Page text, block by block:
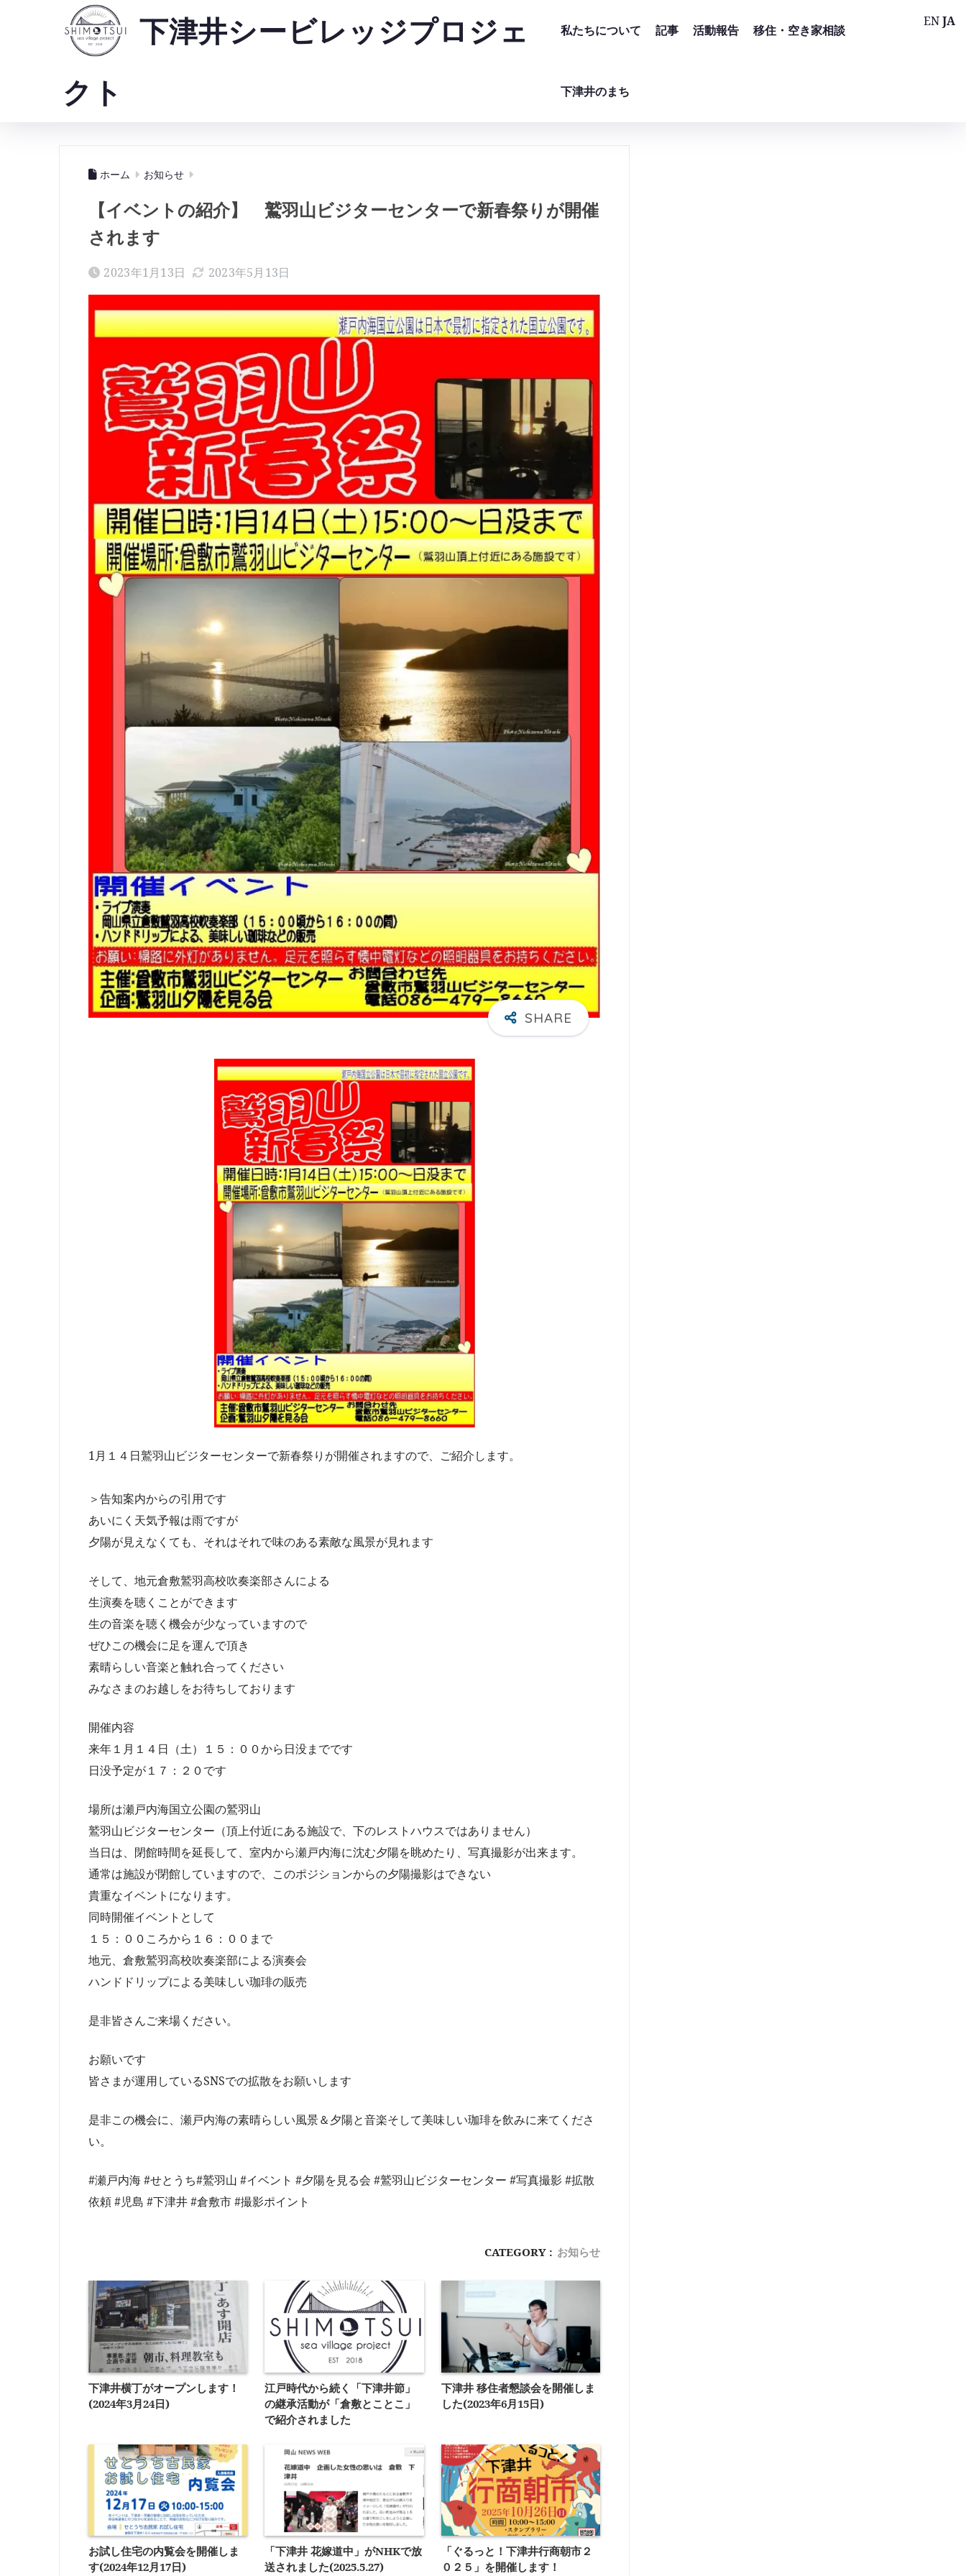
下津井シービレッジプロジェ
クト
私たちについて 記事 活動報告 移住・空き家相談
下津井のまち
ホーム お知らせ
【イベントの紹介】 鷲羽山ビジターセンターで新春祭りが開催
されます
2023年1月13日 2023年5月13日
1月１４日鷲羽山ビジターセンターで新春祭りが開催されますので、ご紹介します。
＞告知案内からの引用です
あいにく天気予報は雨ですが
夕陽が見えなくても、それはそれで味のある素敵な風景が見れます
そして、地元倉敷鷲羽高校吹奏楽部さんによる
生演奏を聴くことができます
生の音楽を聴く機会が少なっていますので
ぜひこの機会に足を運んで頂き
素晴らしい音楽と触れ合ってください
みなさまのお越しをお待ちしております
開催内容
来年１月１４日（土）１５：００から日没までです
日没予定が１７：２０です
場所は瀬戸内海国立公園の鷲羽山
鷲羽山ビジターセンター（頂上付近にある施設で、下のレストハウスではありません）
当日は、閉館時間を延長して、室内から瀬戸内海に沈む夕陽を眺めたり、写真撮影が出来ます。
通常は施設が閉館していますので、このポジションからの夕陽撮影はできない
貴重なイベントになります。
同時開催イベントとして
１５：００ころから１６：００まで
地元、倉敷鷲羽高校吹奏楽部による演奏会
ハンドドリップによる美味しい珈琲の販売
是非皆さんご来場ください。
お願いです
皆さまが運用しているSNSでの拡散をお願いします
是非この機会に、瀬戸内海の素晴らしい風景＆夕陽と音楽そして美味しい珈琲を飲みに来てくださ
い。
#瀬戸内海 #せとうち#鷲羽山 #イベント #夕陽を見る会 #鷲羽山ビジターセンター #写真撮影 #拡散
依頼 #児島 #下津井 #倉敷市 #撮影ポイント
CATEGORY : お知らせ
下津井横丁がオープンします！
(2024年3月24日)
江戸時代から続く「下津井節」
の継承活動が「倉敷とことこ」
で紹介されました
下津井 移住者懇談会を開催しま
した(2023年6月15日)
お試し住宅の内覧会を開催しま
す(2024年12月17日)
「下津井 花嫁道中」がNHKで放
送されました(2025.5.27)
「ぐるっと！下津井行商朝市２
０２５」を開催します！
ENJA